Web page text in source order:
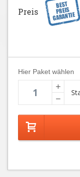
Preis
Hier Paket wählen
+
−